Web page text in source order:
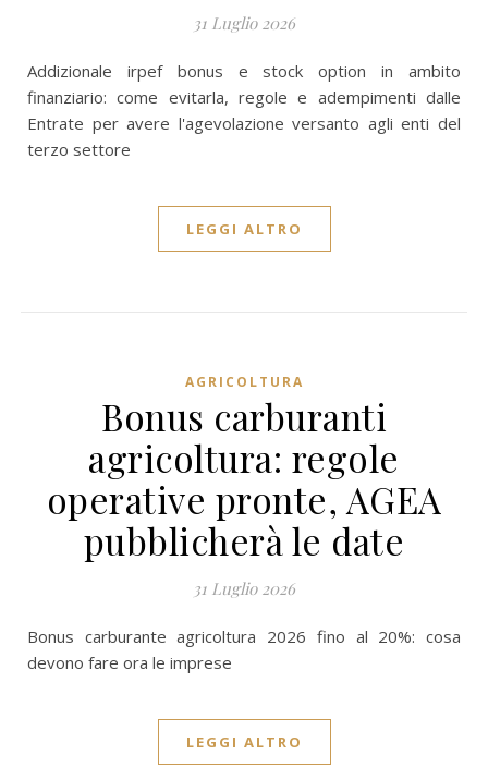
31 Luglio 2026
Addizionale irpef bonus e stock option in ambito
finanziario: come evitarla, regole e adempimenti dalle
Entrate per avere l'agevolazione versanto agli enti del
terzo settore
LEGGI ALTRO
AGRICOLTURA
Bonus carburanti
agricoltura: regole
operative pronte, AGEA
pubblicherà le date
31 Luglio 2026
Bonus carburante agricoltura 2026 fino al 20%: cosa
devono fare ora le imprese
LEGGI ALTRO